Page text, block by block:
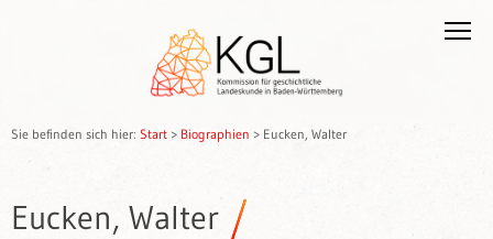
Sie befinden sich hier: Start > Biographien > Eucken, Walter
Eucken, Walter